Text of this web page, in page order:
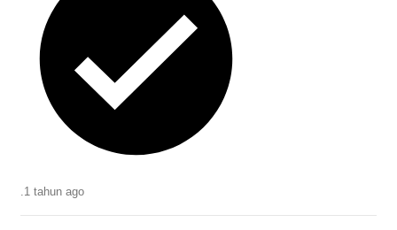
.1 tahun ago